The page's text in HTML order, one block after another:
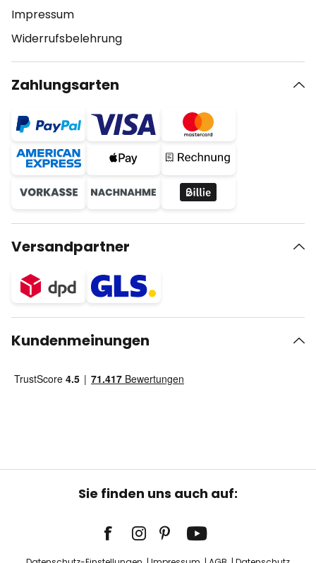
Impressum
Widerrufsbelehrung
Zahlungsarten
Versandpartner
Kundenmeinungen
Sie finden uns auch auf: